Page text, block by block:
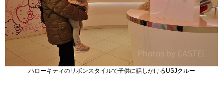
ハローキティのリボンスタイルで子供に話しかけるUSJクルー